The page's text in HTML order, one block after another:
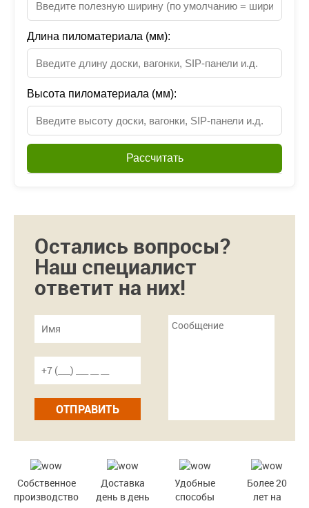
Длина пиломатериала (мм):
Высота пиломатериала (мм):
Рассчитать
Остались вопросы?
Наш специалист
ответит на них!
ОТПРАВИТЬ
Собственное
производство
Доставка
день в день
Удобные
способы
Более 20
лет на